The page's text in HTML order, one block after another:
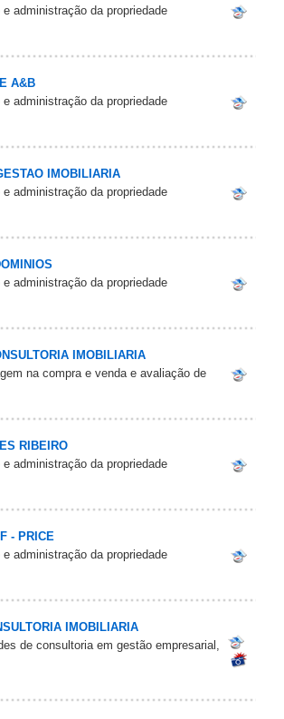
administração da propriedade
A&B
administração da propriedade
IMOBILIARIA
administração da propriedade
administração da propriedade
IMOBILIARIA
na compra e venda e avaliação de
RIBEIRO
administração da propriedade
- PRICE
administração da propriedade
IMOBILIARIA
de consultoria em gestão empresarial,